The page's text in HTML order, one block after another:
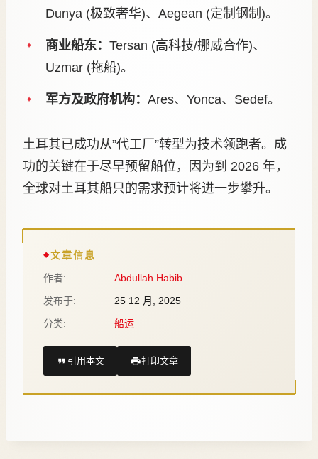
Dunya (极致奢华)、Aegean (定制钢制)。
商业船东： Tersan (高科技/挪威合作)、
Uzmar (拖船)。
军方及政府机构： Ares、Yonca、Sedef。
土耳其已成功从”代工厂”转型为技术领跑者。成
功的关键在于尽早预留船位，因为到 2026 年，
全球对土耳其船只的需求预计将进一步攀升。
文章信息
作者:
Abdullah Habib
发布于:
25 12 月, 2025
分类:
船运
引用本文 打印文章